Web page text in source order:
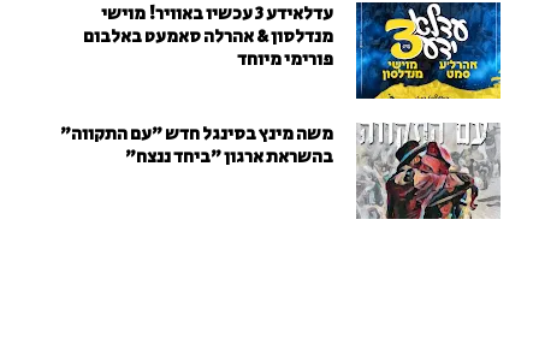
עדלאידע 3 עכשיו באוויר! מוישי
מנדלסון & אהרלה סאמעט באלבום
פורימי מיוחד
משה מינץ בסינגל חדש ״עם התקווה״
בהשראת ארגון "ביחד ננצח"